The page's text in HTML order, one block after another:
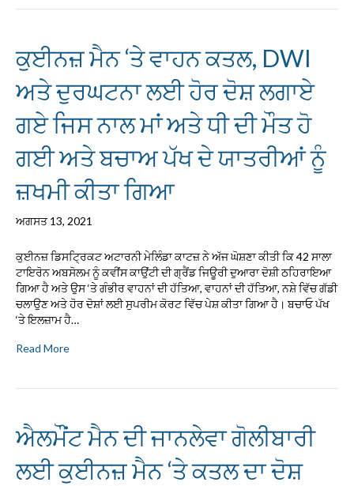
ਕੁਈਨਜ਼ ਮੈਨ ‘ਤੇ ਵਾਹਨ ਕਤਲ, DWI
ਅਤੇ ਦੁਰਘਟਨਾ ਲਈ ਹੋਰ ਦੋਸ਼ ਲਗਾਏ
ਗਏ ਜਿਸ ਨਾਲ ਮਾਂ ਅਤੇ ਧੀ ਦੀ ਮੌਤ ਹੋ
ਗਈ ਅਤੇ ਬਚਾਅ ਪੱਖ ਦੇ ਯਾਤਰੀਆਂ ਨੂੰ
ਜ਼ਖਮੀ ਕੀਤਾ ਗਿਆ
ਅਗਸਤ 13, 2021
ਕੁਈਨਜ਼ ਡਿਸਟ੍ਰਿਕਟ ਅਟਾਰਨੀ ਮੇਲਿੰਡਾ ਕਾਟਜ਼ ਨੇ ਅੱਜ ਘੋਸ਼ਣਾ ਕੀਤੀ ਕਿ 42 ਸਾਲਾ
ਟਾਇਰੋਨ ਅਬਸੋਲਮ ਨੂੰ ਕਵੀਂਸ ਕਾਉਂਟੀ ਦੀ ਗ੍ਰੈਂਡ ਜਿਊਰੀ ਦੁਆਰਾ ਦੋਸ਼ੀ ਠਹਿਰਾਇਆ
ਗਿਆ ਹੈ ਅਤੇ ਉਸ ‘ਤੇ ਗੰਭੀਰ ਵਾਹਨਾਂ ਦੀ ਹੱਤਿਆ, ਵਾਹਨਾਂ ਦੀ ਹੱਤਿਆ, ਨਸ਼ੇ ਵਿੱਚ ਗੱਡੀ
ਚਲਾਉਣ ਅਤੇ ਹੋਰ ਦੋਸ਼ਾਂ ਲਈ ਸੁਪਰੀਮ ਕੋਰਟ ਵਿੱਚ ਪੇਸ਼ ਕੀਤਾ ਗਿਆ ਹੈ। ਬਚਾਓ ਪੱਖ
‘ਤੇ ਇਲਜ਼ਾਮ ਹੈ…
Read More
ਐਲਮੌਂਟ ਮੈਨ ਦੀ ਜਾਨਲੇਵਾ ਗੋਲੀਬਾਰੀ
ਲਈ ਕੁਈਨਜ਼ ਮੈਨ ‘ਤੇ ਕਤਲ ਦਾ ਦੋਸ਼